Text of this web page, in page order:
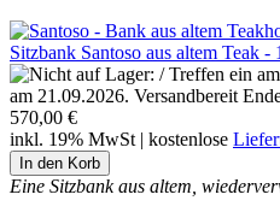
Sitzbank Santoso aus altem Teak -
am 21.09.2026. Versandbereit
570,00 €
inkl. 19% MwSt | kostenlose
Eine Sitzbank aus altem,